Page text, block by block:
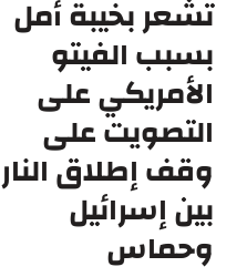
تشعر بخيبة أمل
بسبب الفيتو
الأمريكي على
التصويت على
وقف إطلاق النار
بين إسرائيل
وحماس